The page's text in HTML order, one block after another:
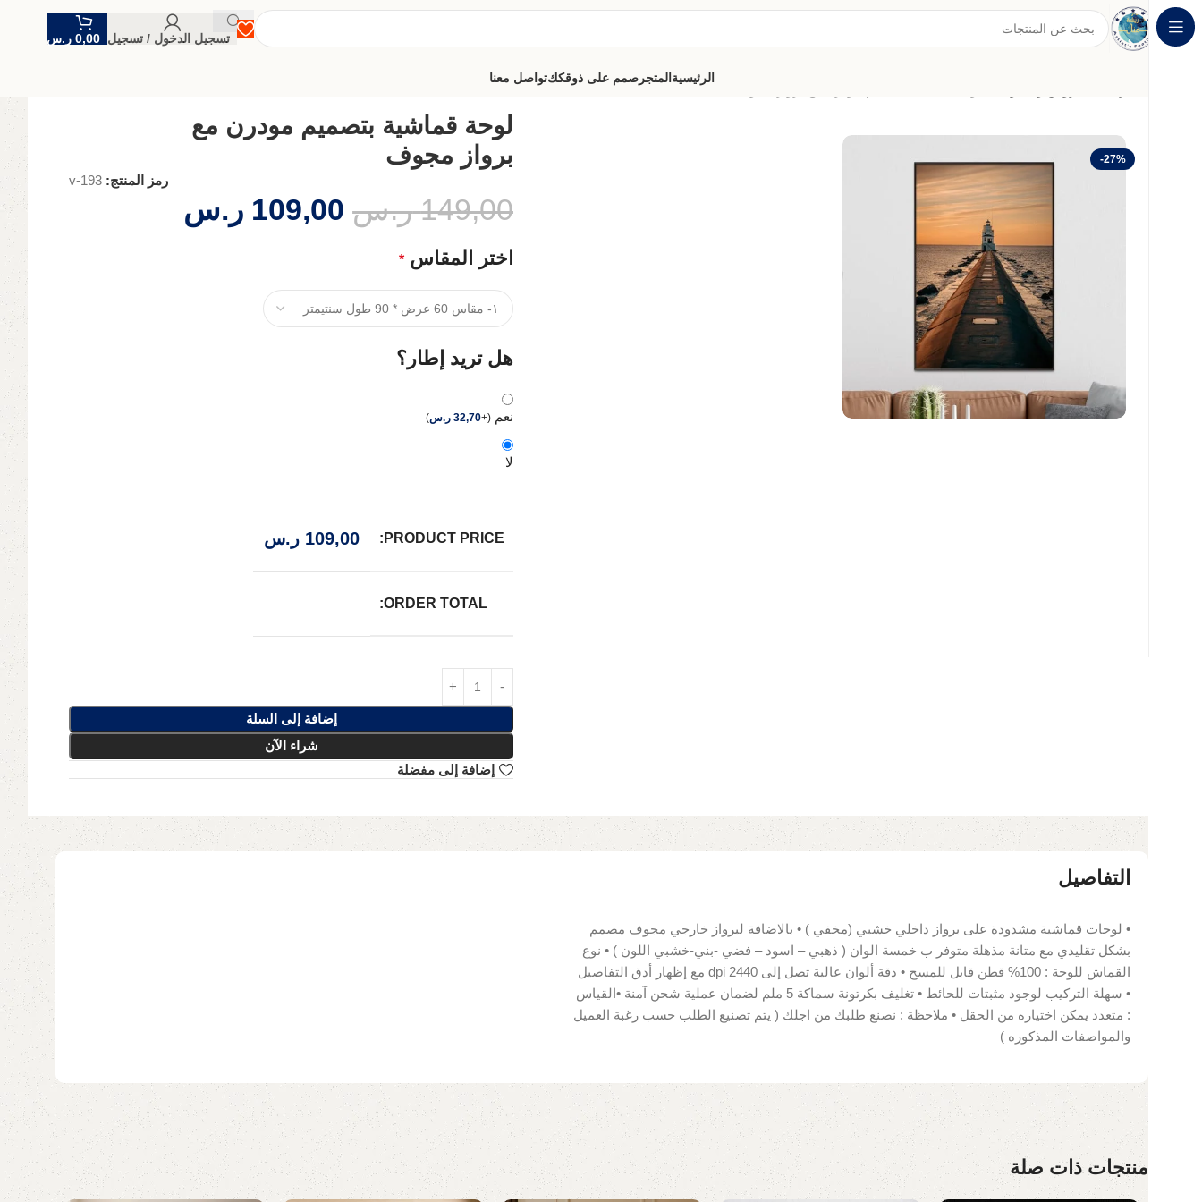
تسجيل الدخول / تسجيل 0,00 ر.س
الرئيسيةالمتجر صمم على ذوقككتواصل معنا
-27%
لوحة قماشية بتصميم مودرن مع
برواز مجوف
رمز المنتج: v-193
149,00 ر.س 109,00 ر.س
اختر المقاس *
هل تريد إطار؟
نعم (
+
32,70 ر.س)
لا
PRODUCT PRICE:
109,00 ر.س
ORDER TOTAL:
إضافة إلى السلة
شراء الآن
إضافة إلى مفضلة
التفاصيل
• لوحات قماشية مشدودة على برواز داخلي خشبي (مخفي ) • بالاضافة لبرواز خارجي مجوف مصمم
بشكل تقليدي مع متانة مذهلة متوفر ب خمسة الوان ( ذهبي – اسود – فضي -بني-خشبي اللون ) • نوع
القماش للوحة : 100% قطن قابل للمسح • دقة ألوان عالية تصل إلى 2440 dpi مع إظهار أدق التفاصيل
• سهلة التركيب لوجود مثبتات للحائط • تغليف بكرتونة سماكة 5 ملم لضمان عملية شحن آمنة •القياس
: متعدد يمكن اختياره من الحقل • ملاحظة : نصنع طلبك من اجلك ( يتم تصنيع الطلب حسب رغبة العميل
والمواصفات المذكوره )
منتجات ذات صلة